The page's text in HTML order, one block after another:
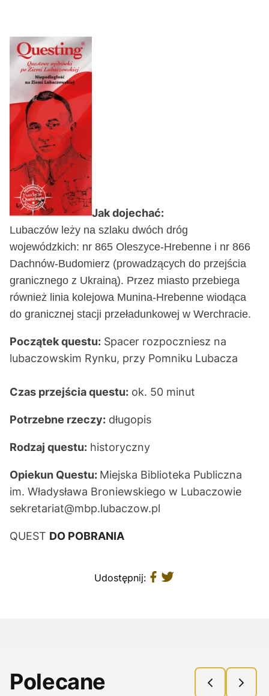
Jak dojechać:
Lubaczów leży na szlaku dwóch dróg
wojewódzkich: nr 865 Oleszyce-Hrebenne i nr 866
Dachnów-Budomierz (prowadzących do przejścia
granicznego z Ukrainą). Przez miasto przebiega
również linia kolejowa Munina-Hrebenne wiodąca
do granicznej stacji przeładunkowej w Werchracie.
Początek questu: Spacer rozpoczniesz na
lubaczowskim Rynku, przy Pomniku Lubacza
Czas przejścia questu: ok. 50 minut
Potrzebne rzeczy: długopis
Rodzaj questu: historyczny
Opiekun Questu: Miejska Biblioteka Publiczna
im. Władysława Broniewskiego w Lubaczowie
sekretariat@mbp.lubaczow.pl
QUEST DO POBRANIA
Udostępnij:
Polecane